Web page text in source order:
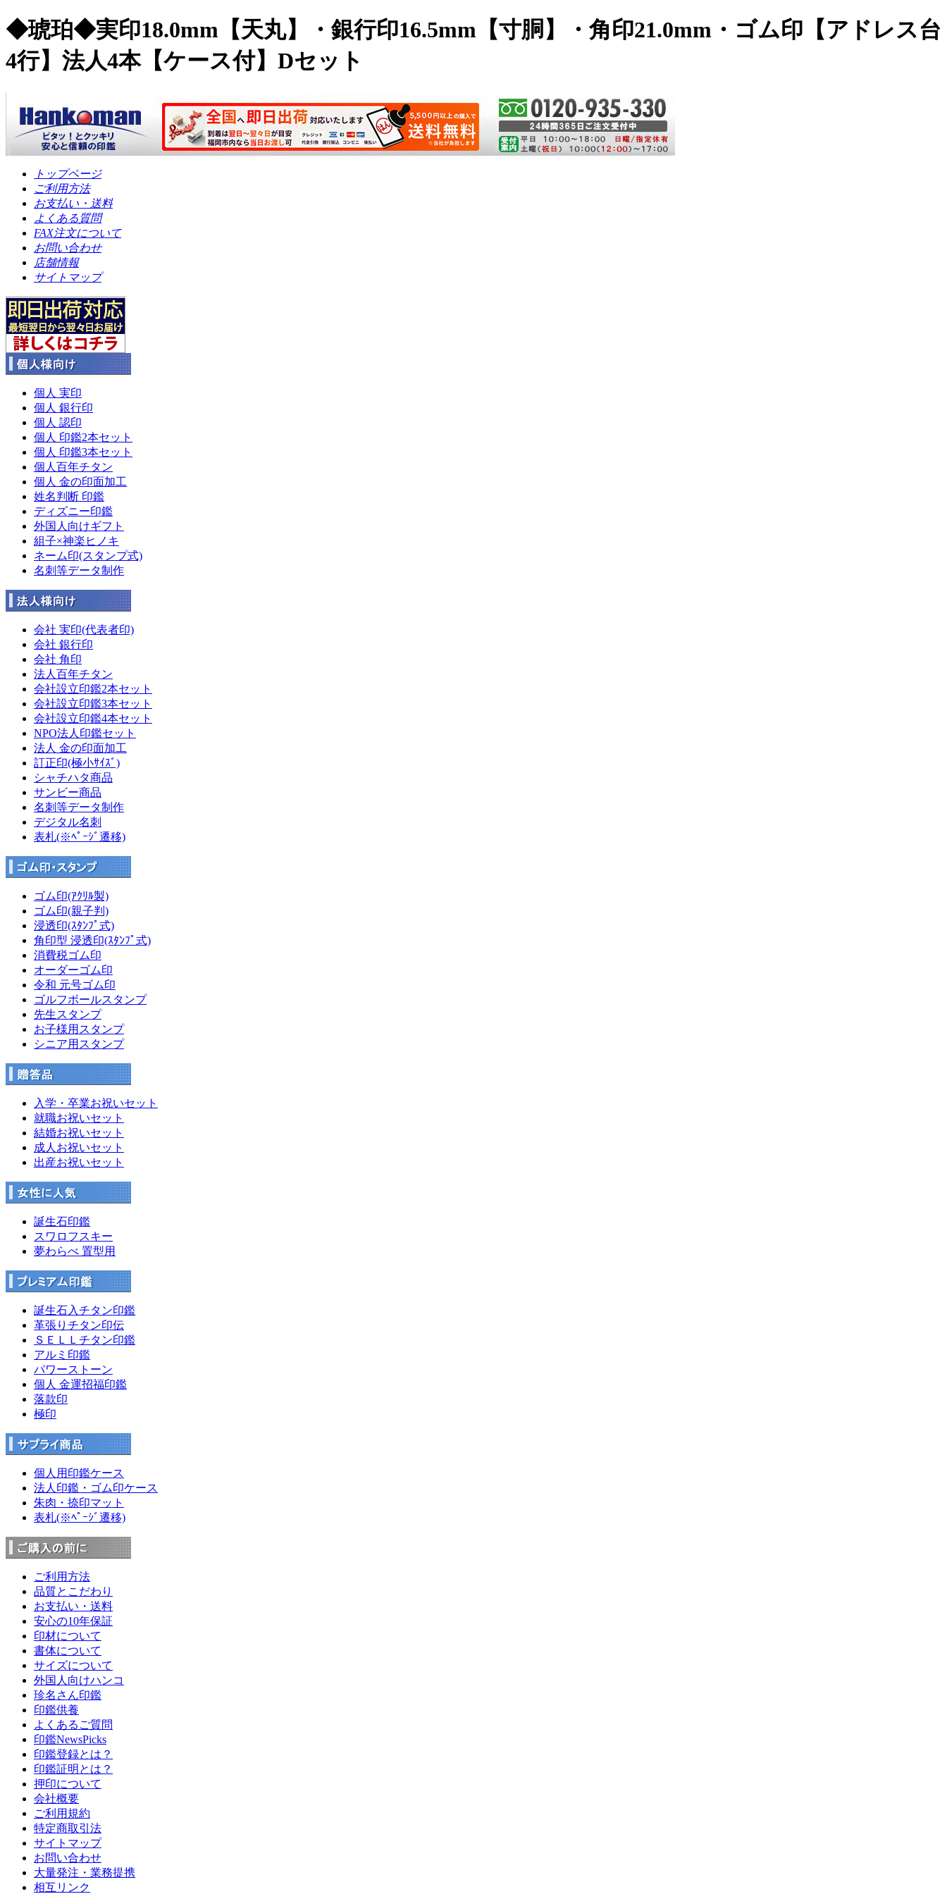
◆琥珀◆実印18.0mm【天丸】・銀行印16.5mm【寸胴】・角印21.0mm・ゴム印【アドレス台
4行】法人4本【ケース付】Dセット
トップページ
ご利用方法
お支払い・送料
よくある質問
FAX注文について
お問い合わせ
店舗情報
サイトマップ
個人 実印
個人 銀行印
個人 認印
個人 印鑑2本セット
個人 印鑑3本セット
個人百年チタン
個人 金の印面加工
姓名判断 印鑑
ディズニー印鑑
外国人向けギフト
組子×神楽ヒノキ
ネーム印(スタンプ式)
名刺等データ制作
会社 実印(代表者印)
会社 銀行印
会社 角印
法人百年チタン
会社設立印鑑2本セット
会社設立印鑑3本セット
会社設立印鑑4本セット
NPO法人印鑑セット
法人 金の印面加工
訂正印(極小ｻｲｽﾞ)
シャチハタ商品
サンビー商品
名刺等データ制作
デジタル名刺
表札(※ﾍﾟｰｼﾞ遷移)
ゴム印(ｱｸﾘﾙ製)
ゴム印(親子判)
浸透印(ｽﾀﾝﾌﾟ式)
角印型 浸透印(ｽﾀﾝﾌﾟ式)
消費税ゴム印
オーダーゴム印
令和 元号ゴム印
ゴルフボールスタンプ
先生スタンプ
お子様用スタンプ
シニア用スタンプ
入学・卒業お祝いセット
就職お祝いセット
結婚お祝いセット
成人お祝いセット
出産お祝いセット
誕生石印鑑
スワロフスキー
夢わらべ 置型用
誕生石入チタン印鑑
革張りチタン印伝
ＳＥＬＬチタン印鑑
アルミ印鑑
パワーストーン
個人 金運招福印鑑
落款印
極印
個人用印鑑ケース
法人印鑑・ゴム印ケース
朱肉・捺印マット
表札(※ﾍﾟｰｼﾞ遷移)
ご利用方法
品質とこだわり
お支払い・送料
安心の10年保証
印材について
書体について
サイズについて
外国人向けハンコ
珍名さん印鑑
印鑑供養
よくあるご質問
印鑑NewsPicks
印鑑登録とは？
印鑑証明とは？
押印について
会社概要
ご利用規約
特定商取引法
サイトマップ
お問い合わせ
大量発注・業務提携
相互リンク